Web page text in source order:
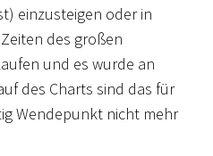
einzusteigen oder in
des großen
und es wurde an
des Charts sind das für
Wendepunkt nicht mehr